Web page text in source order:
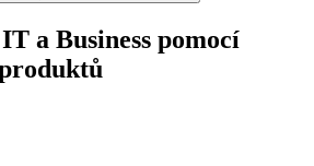
a Business pomocí